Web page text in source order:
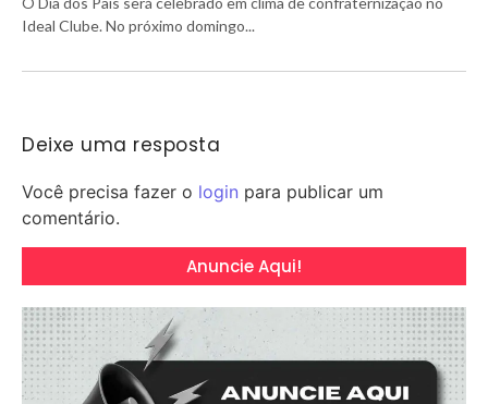
Ideal Clube. No próximo domingo...
Deixe uma resposta
Você precisa fazer o login para publicar um
comentário.
Anuncie Aqui!